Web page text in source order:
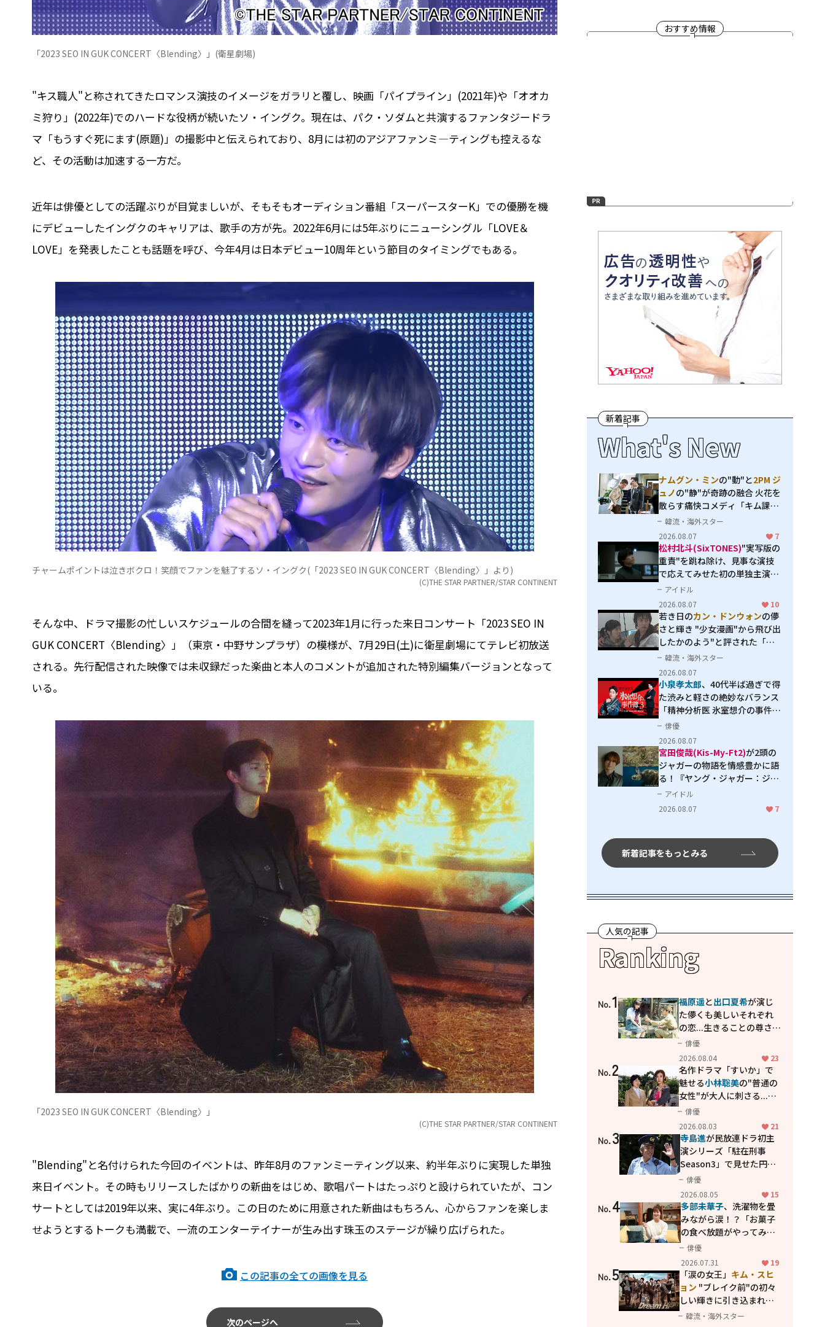
「2023 SEO IN GUK CONCERT〈Blending〉」(衛星劇場)
"キス職人"と称されてきたロマンス演技のイメージをガラリと覆し、映画「パイプライン」(2021年)や「オオカ
ミ狩り」(2022年)でのハードな役柄が続いたソ・イングク。現在は、パク・ソダムと共演するファンタジードラ
マ「もうすぐ死にます(原題)」の撮影中と伝えられており、8月には初のアジアファンミ―ティングも控えるな
ど、その活動は加速する一方だ。
近年は俳優としての活躍ぶりが目覚ましいが、そもそもオーディション番組「スーパースターK」での優勝を機
にデビューしたイングクのキャリアは、歌手の方が先。2022年6月には5年ぶりにニューシングル「LOVE＆
LOVE」を発表したことも話題を呼び、今年4月は日本デビュー10周年という節目のタイミングでもある。
チャームポイントは泣きボクロ！笑顔でファンを魅了するソ・イングク(「2023 SEO IN GUK CONCERT〈Blending〉」より)
(C)THE STAR PARTNER/STAR CONTINENT
そんな中、ドラマ撮影の忙しいスケジュールの合間を縫って2023年1月に行った来日コンサート「2023 SEO IN
GUK CONCERT〈Blending〉」（東京・中野サンプラザ）の模様が、7月29日(土)に衛星劇場にてテレビ初放送
される。先行配信された映像では未収録だった楽曲と本人のコメントが追加された特別編集バージョンとなって
いる。
「2023 SEO IN GUK CONCERT〈Blending〉」
(C)THE STAR PARTNER/STAR CONTINENT
"Blending"と名付けられた今回のイベントは、昨年8月のファンミーティング以来、約半年ぶりに実現した単独
来日イベント。その時もリリースしたばかりの新曲をはじめ、歌唱パートはたっぷりと設けられていたが、コン
サートとしては2019年以来、実に4年ぶり。この日のために用意された新曲はもちろん、心からファンを楽しま
せようとするトークも満載で、一流のエンターテイナーが生み出す珠玉のステージが繰り広げられた。
この記事の全ての画像を見る
次のページへ
おすすめ情報
新着記事
What's New
ナムグン・ミンの"動"と2PM ジ
ュノの"静"が奇跡の融合 火花を
散らす痛快コメディ「キム課長
とソ理事～Bravo! Your Life
～」
韓流・海外スター
2026.08.07
7
松村北斗(SixTONES)"実写版の
重責"を跳ね除け、見事な演技
で応えてみせた初の単独主演映
画「秒速5センチメートル」
アイドル
2026.08.07
10
若き日のカン・ドンウォンの儚
さと輝き "少女漫画"から飛び出
したかのよう"と評された「オ
オカミの誘惑」
韓流・海外スター
2026.08.07
小泉孝太郎、40代半ば過ぎで得
た渋みと軽さの絶妙なバランス
「精神分析医 氷室想介の事件簿
３」で見せる進化
俳優
2026.08.07
宮田俊哉(Kis-My-Ft2)が2頭の
ジャガーの物語を情感豊かに語
る！『ヤング・ジャガー：ジャ
ングル王への道』『ジャガーと
ウミガメの物語：熱帯林の守護
アイドル
2026.08.07
7
新着記事をもっとみる
人気の記事
Ranking
No.1 福原遥と出口夏希が演じ
た儚くも美しいそれぞれ
の恋...生きることの尊さを
教えてくれた映画「あの
花が咲く丘で、君とまた出
会えたら。」
俳優
2026.08.04
23
No.2
名作ドラマ「すいか」で
魅せる小林聡美の"普通の
女性"が大人に刺さる...映
画「かもめ食堂」にも通
じる静かな芝居
俳優
2026.08.03
21
No.3 寺島進が民放連ドラ初主
演シリーズ「駐在刑事
Season3」で見せた円熟
の演技
俳優
2026.08.05
15
No.4 多部未華子、洗濯物を畳
みながら涙！？「お菓子
の食べ放題がやってみた
い」ハンディファン4台の
暑さ対策も明かす
俳優
2026.07.31
19
No.5 「涙の女王」 キム・スヒ
ョン "ブレイク前"の初々
しい輝きに引き込まれ
る...2PM テギョン
韓流・海外スター